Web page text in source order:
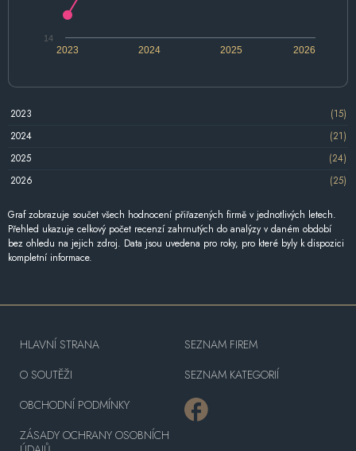
2024 2026
2023 2025
14
2023
(15)
2024
(21)
2025
(24)
2026
(25)
Graf zobrazuje součet všech hodnocení přiřazených firmě v jednotlivých letech.
Přehled ukazuje celkový počet recenzí zahrnutých do analýzy v daném období
bez ohledu na jejich zdroj. Data jsou uvedena pro roky, pro které byly k dispozici
kompletní informace.
HLAVNÍ STRANA
O SOUTĚŽI
OBCHODNÍ PODMÍNKY
ZÁSADY OCHRANY OSOBNÍCH
SEZNAM FIREM
SEZNAM KATEGORIÍ